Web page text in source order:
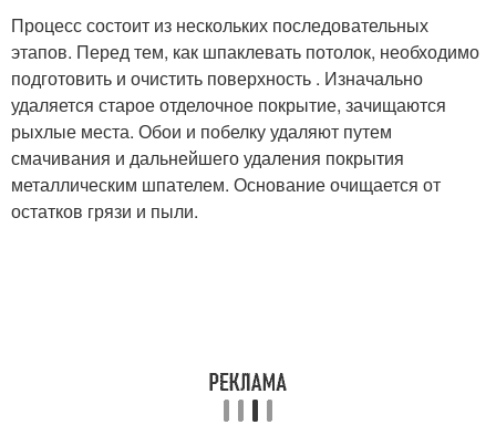
Процесс состоит из нескольких последовательных
этапов. Перед тем, как шпаклевать потолок, необходимо
подготовить и очистить поверхность . Изначально
удаляется старое отделочное покрытие, зачищаются
рыхлые места. Обои и побелку удаляют путем
смачивания и дальнейшего удаления покрытия
металлическим шпателем. Основание очищается от
остатков грязи и пыли.